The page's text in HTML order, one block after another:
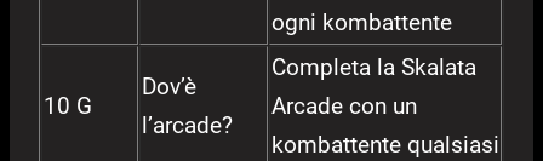
ogni kombattente
10 G
Dov’è
l’arcade?
Completa la Skalata
Arcade con un
kombattente qualsiasi